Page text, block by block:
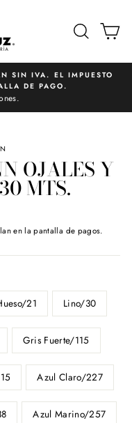
SIN IVA. EL IMPUESTO
DE PAGO.
OJALES Y
MTS.
en la pantalla de pagos.
21 Lino/30
Gris Fuerte/115
Azul Claro/227
Azul Marino/257